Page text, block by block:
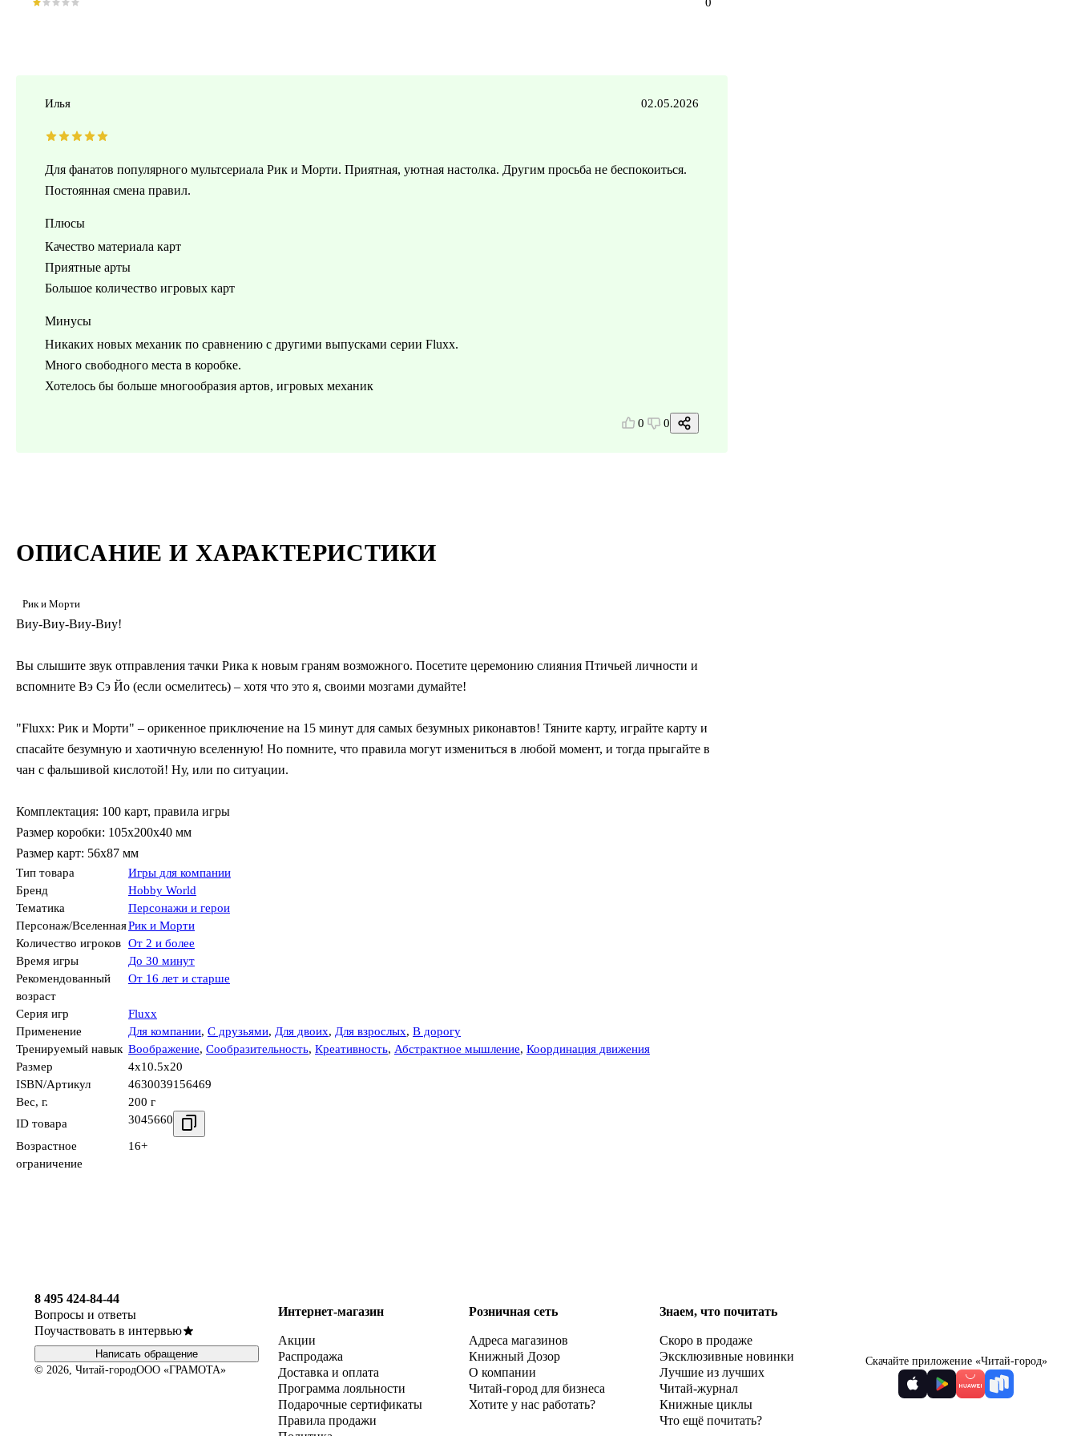
ОПИСАНИЕ И ХАРАКТЕРИСТИКИ
Рик и Морти
Виу-Виу-Виу-Виу!
Вы слышите звук отправления тачки Рика к новым граням возможного. Посетите церемонию слияния Птичьей личности и
вспомните Вэ Сэ Йо (если осмелитесь) – хотя что это я, своими мозгами думайте!
"Fluxx: Рик и Морти" – орикенное приключение на 15 минут для самых безумных риконавтов! Тяните карту, играйте карту и
спасайте безумную и хаотичную вселенную! Но помните, что правила могут измениться в любой момент, и тогда прыгайте в
чан с фальшивой кислотой! Ну, или по ситуации.
Комплектация: 100 карт, правила игры
Размер коробки: 105х200х40 мм
Размер карт: 56x87 мм
Тип товара
Игры для компании
Бренд
Hobby World
Тематика
Персонажи и герои
Персонаж/ВселеннаяРик и Морти
Количество игроков От 2 и более
Время игры
До 30 минут
Рекомендованный
возраст
От 16 лет и старше
Серия игр
Fluxx
Применение
Для компании, С друзьями, Для двоих, Для взрослых, В дорогу
Тренируемый навык Воображение, Сообразительность, Креативность, Абстрактное мышление, Координация движения
Размер
4x10.5x20
ISBN/Артикул
4630039156469
Вес, г.
200 г
ID товара
3045660
Возрастное
ограничение
16+
Илья 02.05.2026
Для фанатов популярного мультсериала Рик и Морти. Приятная, уютная настолка. Другим просьба не беспокоиться.
Постоянная смена правил.
Плюсы
Качество материала карт
Приятные арты
Большое количество игровых карт
Минусы
Никаких новых механик по сравнению с другими выпусками серии Fluxx.
Много свободного места в коробке.
Хотелось бы больше многообразия артов, игровых механик
0 0
8 495 424-84-44
Вопросы и ответы
Поучаствовать в интервью
Написать обращение
© 2026, Читай-городООО «ГРАМОТА»
Интернет-магазин
Акции
Распродажа
Доставка и оплата
Программа лояльности
Подарочные сертификаты
Правила продажи
Розничная сеть
Адреса магазинов
Книжный Дозор
О компании
Читай-город для бизнеса
Хотите у нас работать?
Знаем, что почитать
Скоро в продаже
Эксклюзивные новинки
Лучшие из лучших
Читай-журнал
Книжные циклы
Что ещё почитать?
Скачайте приложение «Читай-город»